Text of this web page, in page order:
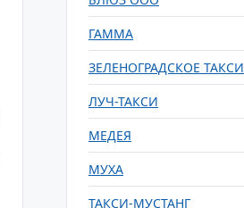
ГАММА
ЗЕЛЕНОГРАДСКОЕ ТАКСИ
ЛУЧ-ТАКСИ
МЕДЕЯ
МУХА
ТАКСИ-МУСТАНГ